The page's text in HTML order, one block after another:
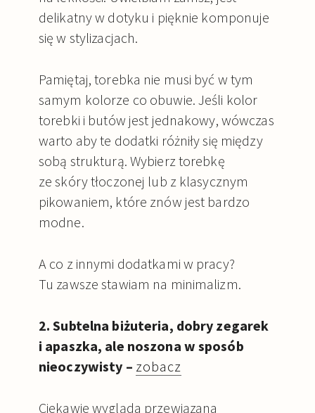
delikatny w dotyku i pięknie komponuje
się w stylizacjach.
Pamiętaj, torebka nie musi być w tym
samym kolorze co obuwie. Jeśli kolor
torebki i butów jest jednakowy, wówczas
warto aby te dodatki różniły się między
sobą strukturą. Wybierz torebkę
ze skóry tłoczonej lub z klasycznym
pikowaniem, które znów jest bardzo
modne.
A co z innymi dodatkami w pracy?
Tu zawsze stawiam na minimalizm.
2. Subtelna biżuteria, dobry zegarek
i apaszka, ale noszona w sposób
nieoczywisty – zobacz
Ciekawie wygląda przewiązana